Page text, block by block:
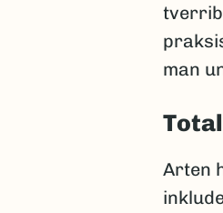
man
Arten